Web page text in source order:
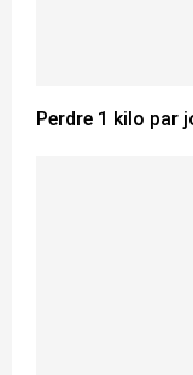
Perdre 1 kilo par